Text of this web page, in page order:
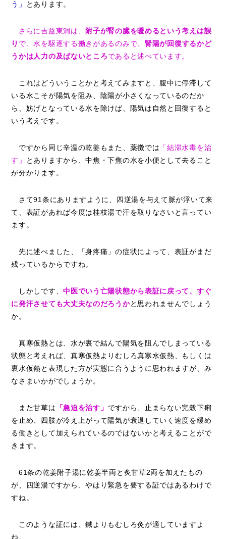
う」
とあります。
さらに吉益東洞は、
附子が腎の臓を暖めるという考えは誤
り で、水を駆逐する働きがあるのみで、 腎陽が回復するかど
うかは人力の及ばないところであると述べています。
これはどういうことかと考えてみますと、腹中に停滞して
いる水こそが陽気を阻み、陰陽が小さくなっているのだか
ら、妨げとなっている水を除けば、陽気は自然と回復すると
いう考えです。
ですから同じ辛温の乾姜もまた、薬徴では 「結滞水毒を治
す」
とありますから、中焦・下焦の水を小便として去ること
が分かります。
さて91条にありますように、四逆湯を与えて脈が浮いて来
て、表証があれば今度は桂枝湯で汗を取りなさいと言ってい
ます。
先に述べました、「身疼痛」の症状によって、表証がまだ
残っているからですね。
しかしです、中医でいう亡陽状態から表証に戻って、すぐ
に発汗させても大丈夫なのだろうかと思われませんでしょう
か。
真寒仮熱とは、水が裏で結んで陽気を阻んでしまっている
状態と考えれば、真寒仮熱よりむしろ真寒水仮熱、もしくは
裏水仮熱と表現した方が実態に合うように思われますが、み
なさまいかがでしょうか。
また甘草は 「急迫を治す」 ですから、止まらない完穀下痢
を止め、四肢が冷え上がって陽気が衰退していく速度を緩め
る働きとして加えられているのではないかと考えることがで
きます。
61条の乾姜附子湯に乾姜半両と炙甘草2両を加えたもの
が、四逆湯ですから、やはり緊急を要する証ではあるわけで
すね。
このような証には、鍼よりもむしろ灸が適していますよ
ね。